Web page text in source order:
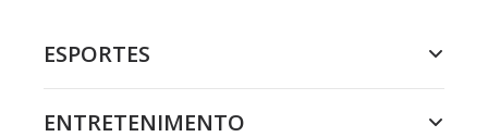
ESPORTES
ENTRETENIMENTO